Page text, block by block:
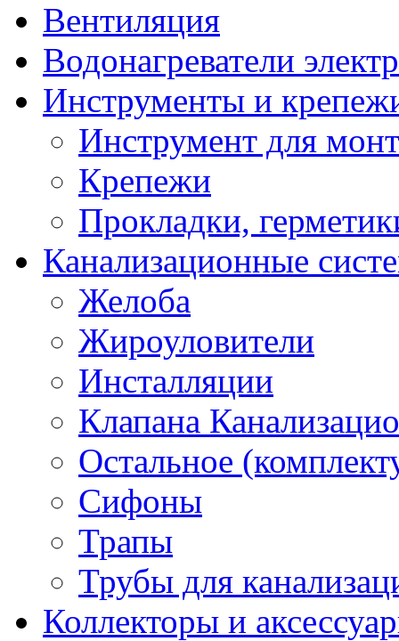
Вентиляция
Водонагреватели
Инструменты и
Инструмент для
Крепежи
Прокладки,
Канализационные
Желоба
Жироуловители
Инсталляции
Клапана
Остальное
Сифоны
Трапы
Трубы для
Коллекторы и